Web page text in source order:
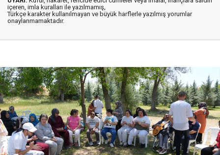
içeren, imla kuralları ile yazılmamış,
Türkçe karakter kullanılmayan ve büyük harflerle yazılmış yorumlar
onaylanmamaktadır.